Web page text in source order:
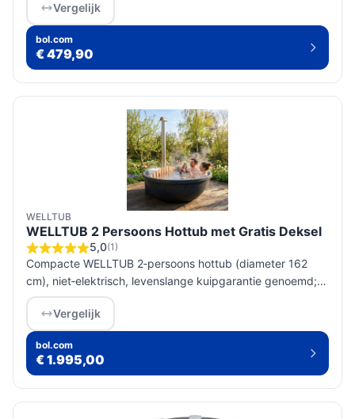
Vergelijk
bol.com
€ 479,90
WELLTUB
WELLTUB 2 Persoons Hottub met Gratis Deksel
5,0(1)
Compacte WELLTUB 2‑persoons hottub (diameter 162
cm), niet‑elektrisch, levenslange kuipgarantie genoemd;
controleer verwarmingstype en garantievoorwaarden
voordat je koopt.
Vergelijk
bol.com
€ 1.995,00